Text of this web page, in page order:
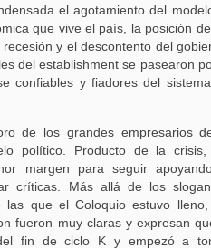
el agotamiento del
que vive el país, la posición
y el descontento del
del establishment se pasearon
confiables y fiadores del
de los grandes empresarios
político. Producto de la crisis,
margen para seguir
críticas. Más allá de los
las que el Coloquio estuvo
fueron muy claras y expresan
fin de ciclo K y empezó a